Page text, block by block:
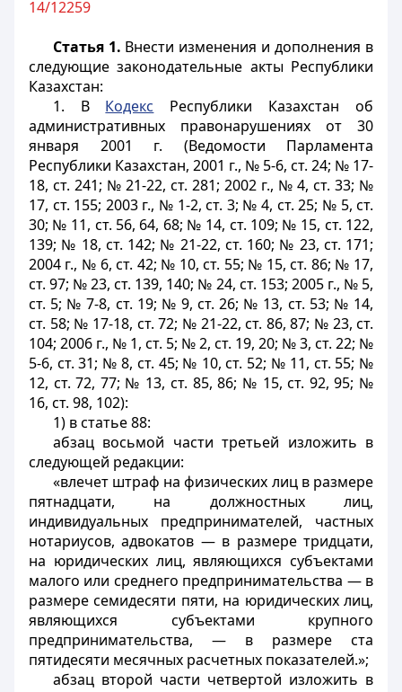
14/12259
Статья 1. Внести изменения и дополнения в
следующие законодательные акты Республики
Казахстан:
1. В Кодекс Республики Казахстан об
административных правонарушениях от 30
января 2001 г. (Ведомости Парламента
Республики Казахстан, 2001 г., № 5-6, ст. 24; № 17-
18, ст. 241; № 21-22, ст. 281; 2002 г., № 4, ст. 33; №
17, ст. 155; 2003 г., № 1-2, ст. 3; № 4, ст. 25; № 5, ст.
30; № 11, ст. 56, 64, 68; № 14, ст. 109; № 15, ст. 122,
139; № 18, ст. 142; № 21-22, ст. 160; № 23, ст. 171;
2004 г., № 6, ст. 42; № 10, ст. 55; № 15, ст. 86; № 17,
ст. 97; № 23, ст. 139, 140; № 24, ст. 153; 2005 г., № 5,
ст. 5; № 7-8, ст. 19; № 9, ст. 26; № 13, ст. 53; № 14,
ст. 58; № 17-18, ст. 72; № 21-22, ст. 86, 87; № 23, ст.
104; 2006 г., № 1, ст. 5; № 2, ст. 19, 20; № 3, ст. 22; №
5-6, ст. 31; № 8, ст. 45; № 10, ст. 52; № 11, ст. 55; №
12, ст. 72, 77; № 13, ст. 85, 86; № 15, ст. 92, 95; №
16, ст. 98, 102):
1) в статье 88:
абзац восьмой части третьей изложить в
следующей редакции:
«влечет штраф на физических лиц в размере
пятнадцати, на должностных лиц,
индивидуальных предпринимателей, частных
нотариусов, адвокатов — в размере тридцати,
на юридических лиц, являющихся субъектами
малого или среднего предпринимательства — в
размере семидесяти пяти, на юридических лиц,
являющихся субъектами крупного
предпринимательства, — в размере ста
пятидесяти месячных расчетных показателей.»;
абзац второй части четвертой изложить в